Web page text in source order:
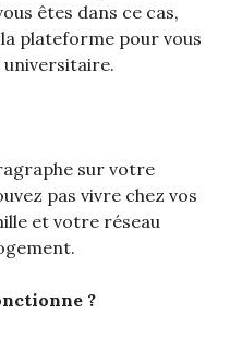
êtes dans ce cas,
plateforme pour vous
sur votre
pas vivre chez vos
et votre réseau
?